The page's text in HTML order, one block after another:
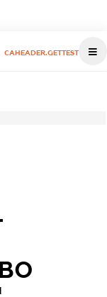
CAHEADER.GETTEST